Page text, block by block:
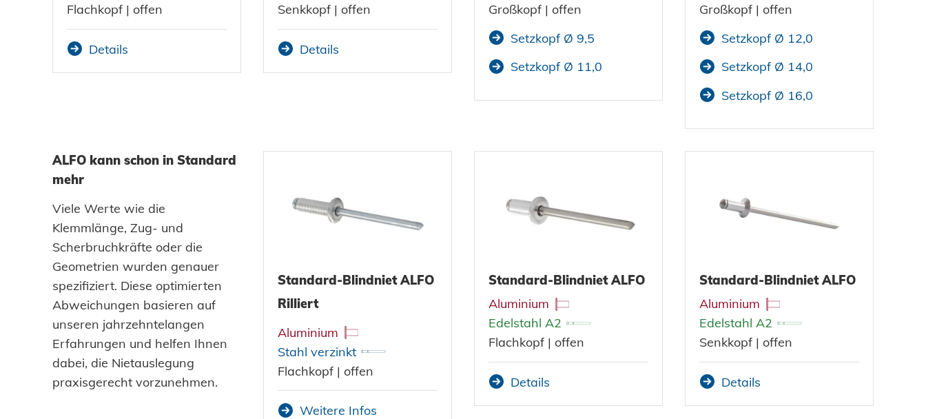
Datenschutz
AGBs
Flachkopf | offen
Details
Senkkopf | offen
Details
Großkopf | offen
Setzkopf Ø 9,5
Setzkopf Ø 11,0
Großkopf | offen
Setzkopf Ø 12,0
Setzkopf Ø 14,0
Setzkopf Ø 16,0
ALFO kann schon in Standard
mehr
Viele Werte wie die
Klemmlänge, Zug- und
Scherbruchkräfte oder die
Geometrien wurden genauer
spezifiziert. Diese optimierten
Abweichungen basieren auf
unseren jahrzehntelangen
Erfahrungen und helfen Ihnen
dabei, die Nietauslegung
praxisgerecht vorzunehmen.
Standard-Blindniet ALFO
Rilliert
Aluminium
Stahl verzinkt
Flachkopf | offen
Weitere Infos
Standard-Blindniet ALFO
Aluminium
Edelstahl A2
Flachkopf | offen
Details
Standard-Blindniet ALFO
Aluminium
Edelstahl A2
Senkkopf | offen
Details